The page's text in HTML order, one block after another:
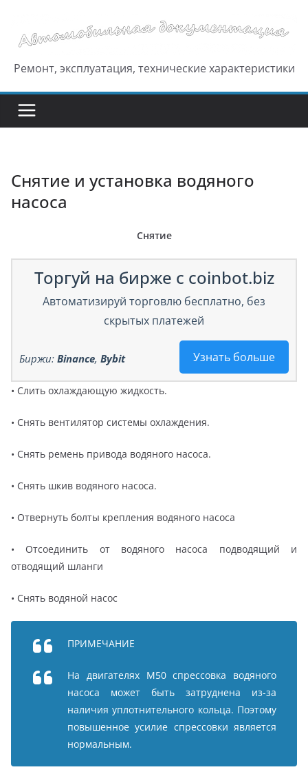
содержимому
Ремонт, эксплуатация, технические характеристики
Снятие и установка водяного
насоса
Снятие
Торгуй на бирже с coinbot.biz
Автоматизируй торговлю бесплатно, без
скрытых платежей
Узнать больше
Биржи: Binance, Bybit
• Слить охлаждающую жидкость.
• Снять вентилятор системы охлаждения.
• Снять ремень привода водяного насоса.
• Снять шкив водяного насоса.
• Отвернуть болты крепления водяного насоса
• Отсоединить от водяного насоса подводящий и
отводящий шланги
• Снять водяной насос
ПРИМЕЧАНИЕ
На двигателях М50 спрессовка водяного
насоса может быть затруднена из-за
наличия уплотнительного кольца. Поэтому
повышенное усилие спрессовки является
нормальным.